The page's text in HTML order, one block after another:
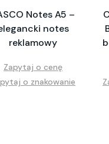
Notes A5 –
notes
reklamowy
Zapytaj o cenę
o znakowanie